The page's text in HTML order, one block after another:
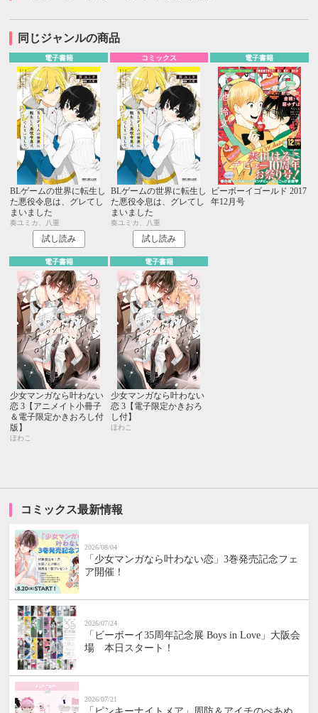
同じジャンルの商品
電子書籍
BLゲームの世界に転生し
た悪役令息は、グレてし
まいました
奏ユミカ、八重
試し読み
コミックス
BLゲームの世界に転生し
た悪役令息は、グレてし
まいました
奏ユミカ、八重
試し読み
電子書籍
ビーボーイゴールド 2017
年12月号
電子書籍
少女マンガなら叶わない
恋 3【アニメイト小冊子
＆電子限定かきおろし付
版】
ほわこ
電子書籍
少女マンガなら叶わない
恋 3【電子限定かきおろ
し付】
ほわこ
コミックス最新情報
2026/08/04
「少女マンガなら叶わない恋」3巻発売記念フェ
ア開催！
2026/07/24
「ビーボーイ35周年記念展 Boys in Love」大阪会
場 本日スタート！
2026/07/21